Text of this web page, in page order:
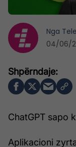
ChatGPT sapo
Aplikacioni
Nga
04/06/